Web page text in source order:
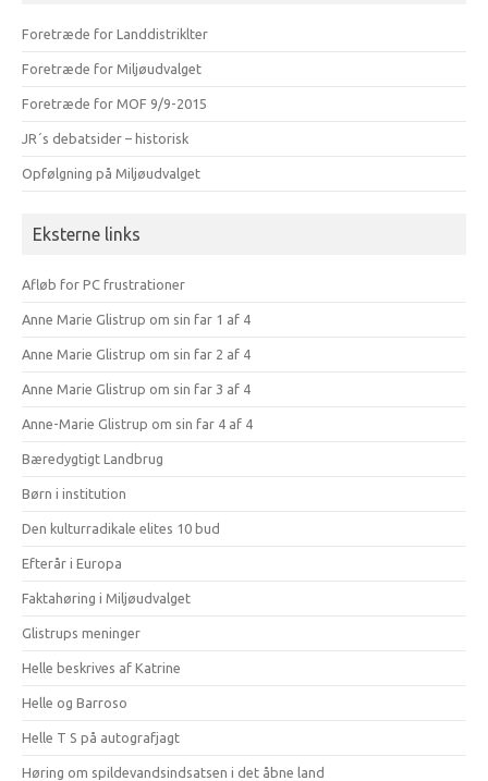
Foretræde for Landdistriklter
Foretræde for Miljøudvalget
Foretræde for MOF 9/9-2015
JR´s debatsider – historisk
Opfølgning på Miljøudvalget
Eksterne links
Afløb for PC frustrationer
Anne Marie Glistrup om sin far 1 af 4
Anne Marie Glistrup om sin far 2 af 4
Anne Marie Glistrup om sin far 3 af 4
Anne-Marie Glistrup om sin far 4 af 4
Bæredygtigt Landbrug
Børn i institution
Den kulturradikale elites 10 bud
Efterår i Europa
Faktahøring i Miljøudvalget
Glistrups meninger
Helle beskrives af Katrine
Helle og Barroso
Helle T S på autografjagt
Høring om spildevandsindsatsen i det åbne land